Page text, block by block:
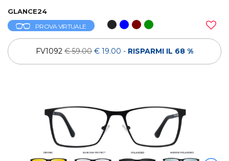
GLANCE24
PROVA VIRTUALE
FV1092 € 59.00 € 19.00 - RISPARMI IL 68 %